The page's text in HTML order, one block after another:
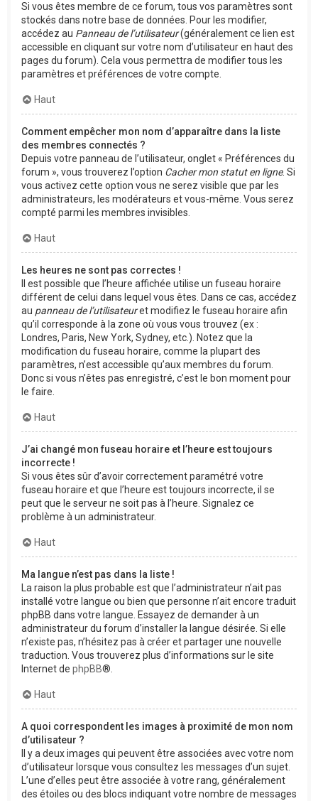
Si vous êtes membre de ce forum, tous vos paramètres sont
stockés dans notre base de données. Pour les modifier,
accédez au Panneau de l’utilisateur(généralement ce lien est
accessible en cliquant sur votre nom d’utilisateur en haut des
pages du forum). Cela vous permettra de modifier tous les
paramètres et préférences de votre compte.
Haut
Comment empêcher mon nom d’apparaître dans la liste
des membres connectés ?
Depuis votre panneau de l’utilisateur, onglet « Préférences du
forum », vous trouverez l’option Cacher mon statut en ligne. Si
vous activez cette option vous ne serez visible que par les
administrateurs, les modérateurs et vous-même. Vous serez
compté parmi les membres invisibles.
Haut
Les heures ne sont pas correctes !
Il est possible que l’heure affichée utilise un fuseau horaire
différent de celui dans lequel vous êtes. Dans ce cas, accédez
au panneau de l’utilisateuret modifiez le fuseau horaire afin
qu’il corresponde à la zone où vous vous trouvez (ex :
Londres, Paris, New York, Sydney, etc.). Notez que la
modification du fuseau horaire, comme la plupart des
paramètres, n’est accessible qu’aux membres du forum.
Donc si vous n’êtes pas enregistré, c’est le bon moment pour
le faire.
Haut
J’ai changé mon fuseau horaire et l’heure est toujours
incorrecte !
Si vous êtes sûr d’avoir correctement paramétré votre
fuseau horaire et que l’heure est toujours incorrecte, il se
peut que le serveur ne soit pas à l’heure. Signalez ce
problème à un administrateur.
Haut
Ma langue n’est pas dans la liste !
La raison la plus probable est que l’administrateur n’ait pas
installé votre langue ou bien que personne n’ait encore traduit
phpBB dans votre langue. Essayez de demander à un
administrateur du forum d’installer la langue désirée. Si elle
n’existe pas, n’hésitez pas à créer et partager une nouvelle
traduction. Vous trouverez plus d’informations sur le site
Internet de phpBB®.
Haut
A quoi correspondent les images à proximité de mon nom
d’utilisateur ?
Il y a deux images qui peuvent être associées avec votre nom
d’utilisateur lorsque vous consultez les messages d’un sujet.
L’une d’elles peut être associée à votre rang, généralement
des étoiles ou des blocs indiquant votre nombre de messages